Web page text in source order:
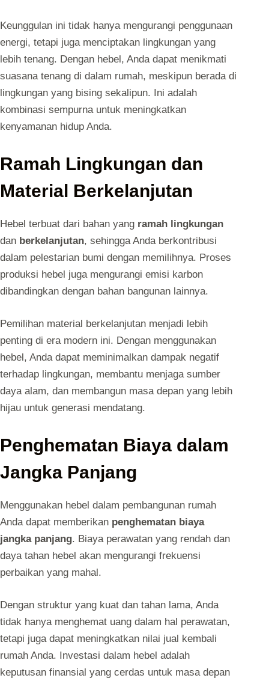
Keunggulan ini tidak hanya mengurangi penggunaan
energi, tetapi juga menciptakan lingkungan yang
lebih tenang. Dengan hebel, Anda dapat menikmati
suasana tenang di dalam rumah, meskipun berada di
lingkungan yang bising sekalipun. Ini adalah
kombinasi sempurna untuk meningkatkan
kenyamanan hidup Anda.
Ramah Lingkungan dan
Material Berkelanjutan
Hebel terbuat dari bahan yang ramah lingkungan
dan berkelanjutan, sehingga Anda berkontribusi
dalam pelestarian bumi dengan memilihnya. Proses
produksi hebel juga mengurangi emisi karbon
dibandingkan dengan bahan bangunan lainnya.
Pemilihan material berkelanjutan menjadi lebih
penting di era modern ini. Dengan menggunakan
hebel, Anda dapat meminimalkan dampak negatif
terhadap lingkungan, membantu menjaga sumber
daya alam, dan membangun masa depan yang lebih
hijau untuk generasi mendatang.
Penghematan Biaya dalam
Jangka Panjang
Menggunakan hebel dalam pembangunan rumah
Anda dapat memberikan penghematan biaya
jangka panjang. Biaya perawatan yang rendah dan
daya tahan hebel akan mengurangi frekuensi
perbaikan yang mahal.
Dengan struktur yang kuat dan tahan lama, Anda
tidak hanya menghemat uang dalam hal perawatan,
tetapi juga dapat meningkatkan nilai jual kembali
rumah Anda. Investasi dalam hebel adalah
keputusan finansial yang cerdas untuk masa depan